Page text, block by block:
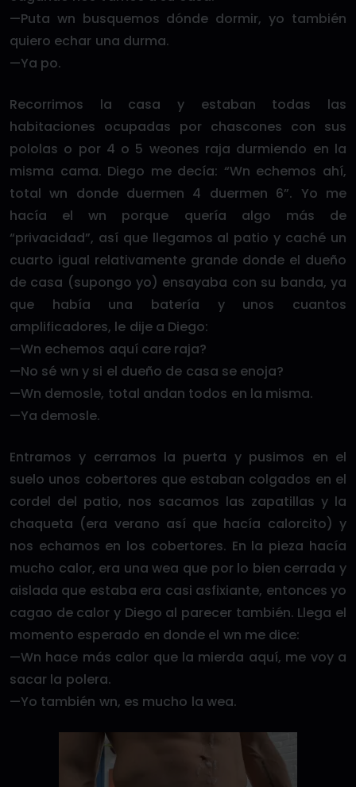
—Puta wn busquemos dónde dormir, yo también
quiero echar una durma.
—Ya po.
Recorrimos la casa y estaban todas las
habitaciones ocupadas por chascones con sus
pololas o por 4 o 5 weones raja durmiendo en la
misma cama. Diego me decía: “Wn echemos ahí,
total wn donde duermen 4 duermen 6”. Yo me
hacía el wn porque quería algo más de
“privacidad”, así que llegamos al patio y caché un
cuarto igual relativamente grande donde el dueño
de casa (supongo yo) ensayaba con su banda, ya
que había una batería y unos cuantos
amplificadores, le dije a Diego:
—Wn echemos aquí care raja?
—No sé wn y si el dueño de casa se enoja?
—Wn demosle, total andan todos en la misma.
—Ya demosle.
Entramos y cerramos la puerta y pusimos en el
suelo unos cobertores que estaban colgados en el
cordel del patio, nos sacamos las zapatillas y la
chaqueta (era verano así que hacía calorcito) y
nos echamos en los cobertores. En la pieza hacía
mucho calor, era una wea que por lo bien cerrada y
aislada que estaba era casi asfixiante, entonces yo
cagao de calor y Diego al parecer también. Llega el
momento esperado en donde el wn me dice:
—Wn hace más calor que la mierda aquí, me voy a
sacar la polera.
—Yo también wn, es mucho la wea.